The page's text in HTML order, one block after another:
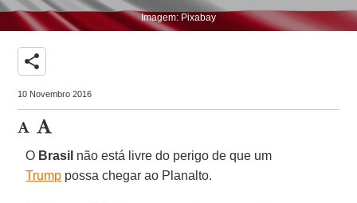
Imagem: Pixabay
share
10 Novembro 2016
O Brasil não está livre do perigo de que um
Trump possa chegar ao Planalto.